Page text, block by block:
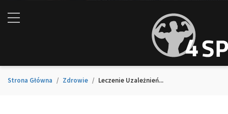
Strona Główna Zdrowie Leczenie Uzależnień...